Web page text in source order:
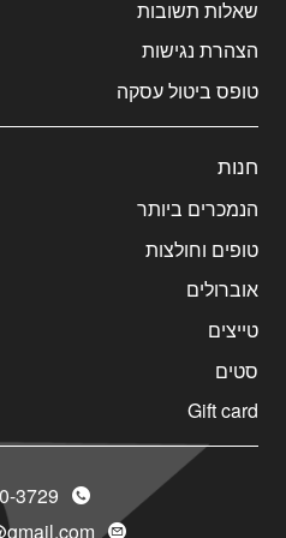
שאלות תשובות
הצהרת נגישות
טופס ביטול עסקה
חנות
הנמכרים ביותר
טופים וחולצות
אוברולים
טייצים
סטים
Gift card
3729